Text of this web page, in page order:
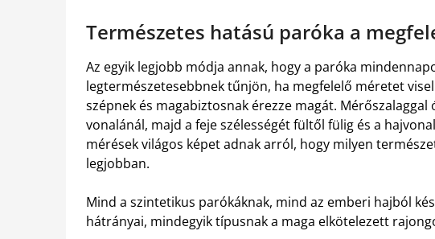
Természetes hatású paróka a
Az egyik legjobb módja annak, hogy a paróka
legtermészetesebbnek tűnjön, ha megfelelő méretet
szépnek és magabiztosnak érezze magát.
vonalánál, majd a feje szélességét fültől fülig és a
mérések világos képet adnak arról, hogy milyen
legjobban.
Mind a szintetikus parókáknak, mind az emberi hajból
hátrányai, mindegyik típusnak a maga elkötelezett